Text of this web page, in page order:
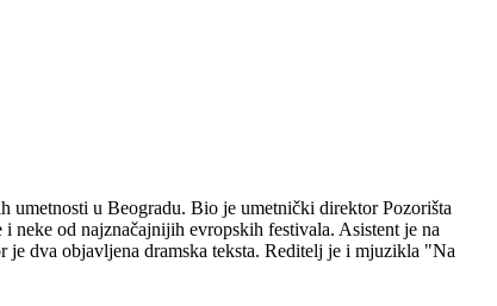
umetnosti u Beogradu. Bio je umetnički direktor Pozorišta
neke od najznačajnijih evropskih festivala. Asistent je na
je dva objavljena dramska teksta. Reditelj je i mjuzikla "Na